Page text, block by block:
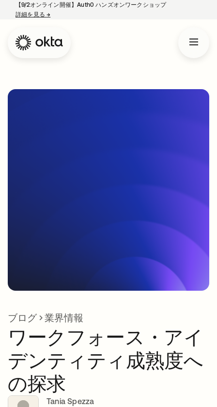
【9/2オンライン開催】Auth0 ハンズオンワークショップ
詳細を見る→
ブログ 業界情報
ワークフォース・アイ
デンティティ成熟度へ
の探求
Tania Spezza